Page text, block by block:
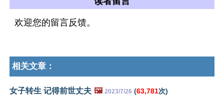
欢迎您的留言反馈。
相关文章：
女子转生 记得前世丈夫 🖼️ 2023/7/26 (63,781次)